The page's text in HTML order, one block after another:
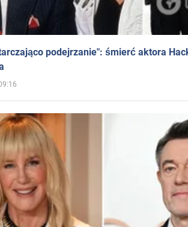
podejrzanie": śmierć aktora